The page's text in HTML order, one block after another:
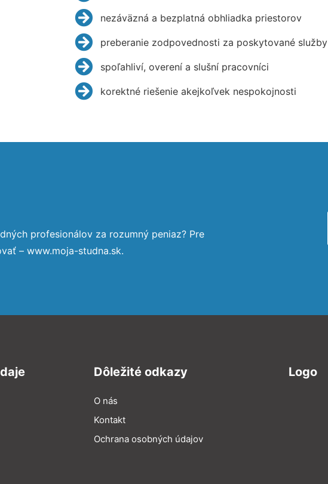
nezáväzná a bezplatná obhliadka priestorov
preberanie zodpovednosti za poskytované služby
spoľahliví, overení a slušní pracovníci
korektné riešenie akejkoľvek nespokojnosti
profesionálov za rozumný peniaz? Pre
– www.moja-studna.sk.
Dôležité odkazy
O nás
Kontakt
Ochrana osobných údajov
Logo